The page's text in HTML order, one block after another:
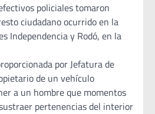
policiales tomaron
ciudadano ocurrido en la
Independencia y Rodó, en la
por Jefatura de
de un vehículo
a un hombre que momentos
pertenencias del interior